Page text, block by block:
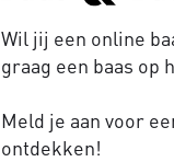
Wil jij een online
graag een baas op
Meld je aan voor
ontdekken!